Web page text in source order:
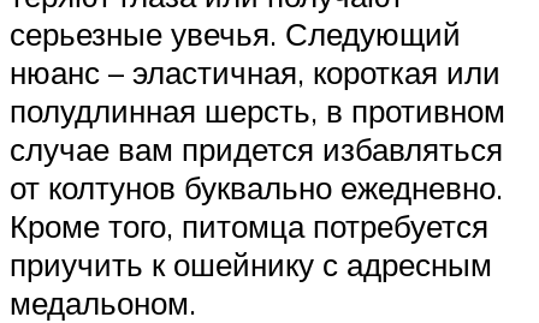
серьезные увечья. Следующий
нюанс – эластичная, короткая или
полудлинная шерсть, в противном
случае вам придется избавляться
от колтунов буквально ежедневно.
Кроме того, питомца потребуется
приучить к ошейнику с адресным
медальоном.